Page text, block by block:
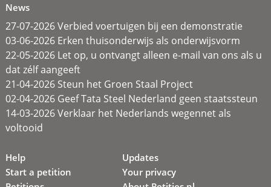
News
27-07-2026 Verbied voertuigen bij een demonstratie
03-06-2026 Erken thuisonderwijs als onderwijsvorm
22-05-2026 Let op, u ontvangt alleen e-mail van ons als u
dat zélf aangeeft
21-04-2026 Steun het Groen Staal Project
02-04-2026 Geef Tata Steel Nederland geen staatssteun
14-03-2026 Verklaar het Nederlands wegennet als
voltooid
Help
Start a petition
Updates
Your privacy